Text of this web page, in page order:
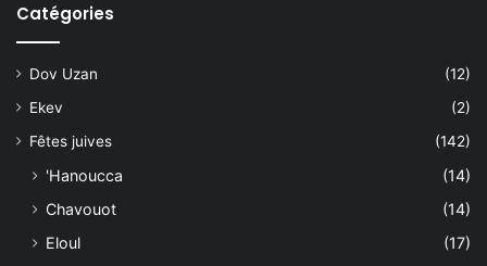
Catégories
Dov Uzan
(12)
Ekev
(2)
Fêtes juives
(142)
'Hanoucca
(14)
Chavouot
(14)
Eloul
(17)